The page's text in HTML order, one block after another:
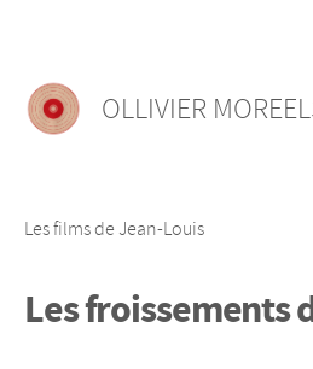
OLLIVIER
Les films de Jean-Louis
Les froissements